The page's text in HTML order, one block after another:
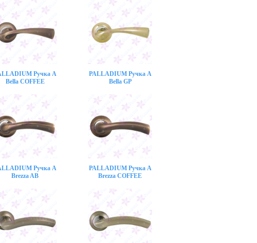
Ручка A
Bella COFFEE
PALLADIUM Ручка A
Bella GP
Ручка A
Brezza AB
PALLADIUM Ручка A
Brezza COFFEE